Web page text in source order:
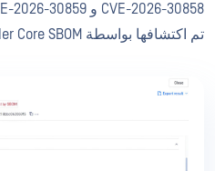
تم اكتشافها بواسطة MetaDefender Core SBOM: